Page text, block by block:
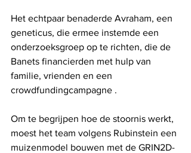
Het echtpaar benaderde Avraham, een
geneticus, die ermee instemde een
onderzoeksgroep op te richten, die de
Banets financierden met hulp van
familie, vrienden en een
crowdfundingcampagne .
Om te begrijpen hoe de stoornis werkt,
moest het team volgens Rubinstein een
muizenmodel bouwen met de GRIN2D-